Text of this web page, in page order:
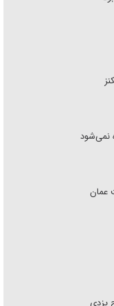
نمی‌شود
عمان
یزدی